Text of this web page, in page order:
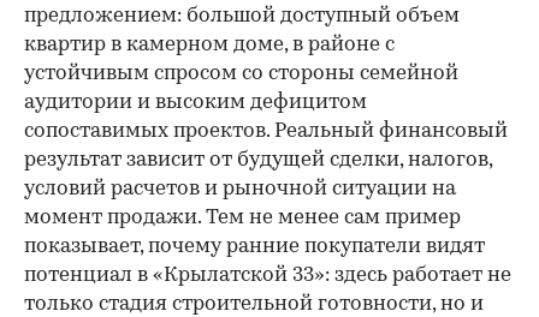
предложением: большой доступный объем
квартир в камерном доме, в районе с
устойчивым спросом со стороны семейной
аудитории и высоким дефицитом
сопоставимых проектов. Реальный финансовый
результат зависит от будущей сделки, налогов,
условий расчетов и рыночной ситуации на
момент продажи. Тем не менее сам пример
показывает, почему ранние покупатели видят
потенциал в «Крылатской 33»: здесь работает не
только стадия строительной готовности, но и